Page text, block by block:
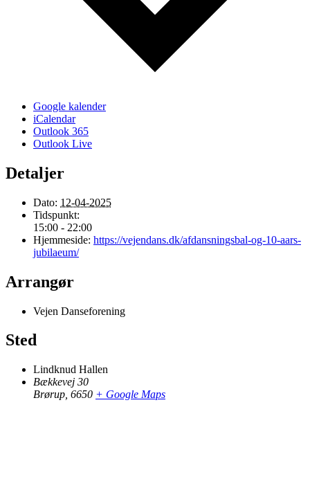
Google kalender
iCalendar
Outlook 365
Outlook Live
Detaljer
Dato: 12-04-2025
Tidspunkt:
15:00 - 22:00
Hjemmeside: https://vejendans.dk/afdansningsbal-og-10-aars-
jubilaeum/
Arrangør
Vejen Danseforening
Sted
Lindknud Hallen
Bækkevej 30
Brørup 6650 + Google Maps